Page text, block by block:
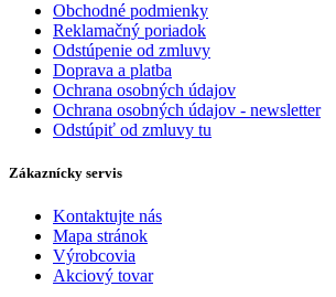
Obchodné podmienky
Reklamačný poriadok
Odstúpenie od zmluvy
Doprava a platba
Ochrana osobných údajov
Ochrana osobných údajov - newsletter
Odstúpiť od zmluvy tu
Zákaznícky servis
Kontaktujte nás
Mapa stránok
Výrobcovia
Akciový tovar